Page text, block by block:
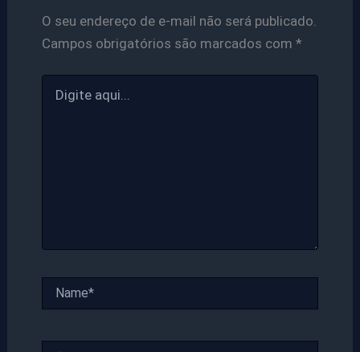
O seu endereço de e-mail não será publicado.
Campos obrigatórios são marcados com *
aqui...